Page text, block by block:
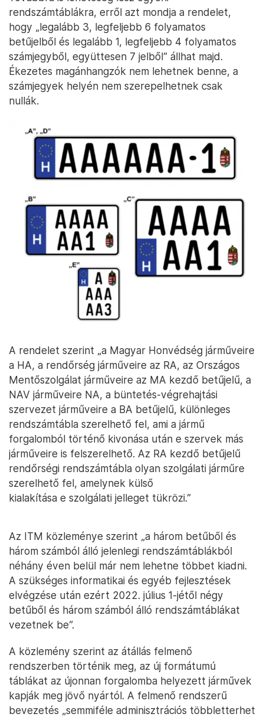
rendszámtáblákra, erről azt mondja a rendelet,
hogy „legalább 3, legfeljebb 6 folyamatos
betűjelből és legalább 1, legfeljebb 4 folyamatos
számjegyből, együttesen 7 jelből” állhat majd.
Ékezetes magánhangzók nem lehetnek benne, a
számjegyek helyén nem szerepelhetnek csak
nullák.
A rendelet szerint „a Magyar Honvédség járműveire
a HA, a rendőrség járműveire az RA, az Országos
Mentőszolgálat járműveire az MA kezdő betűjelű, a
NAV járműveire NA, a büntetés-végrehajtási
szervezet járműveire a BA betűjelű, különleges
rendszámtábla szerelhető fel, ami a jármű
forgalomból történő kivonása után e szervek más
járműveire is felszerelhető. Az RA kezdő betűjelű
rendőrségi rendszámtábla olyan szolgálati járműre
szerelhető fel, amelynek külső
kialakítása e szolgálati jelleget tükrözi.”
Az ITM közleménye szerint „a három betűből és
három számból álló jelenlegi rendszámtáblákból
néhány éven belül már nem lehetne többet kiadni.
A szükséges informatikai és egyéb fejlesztések
elvégzése után ezért 2022. július 1-jétől négy
betűből és három számból álló rendszámtáblákat
vezetnek be”.
A közlemény szerint az átállás felmenő
rendszerben történik meg, az új formátumú
táblákat az újonnan forgalomba helyezett járművek
kapják meg jövő nyártól. A felmenő rendszerű
bevezetés „semmiféle adminisztrációs többletterhet